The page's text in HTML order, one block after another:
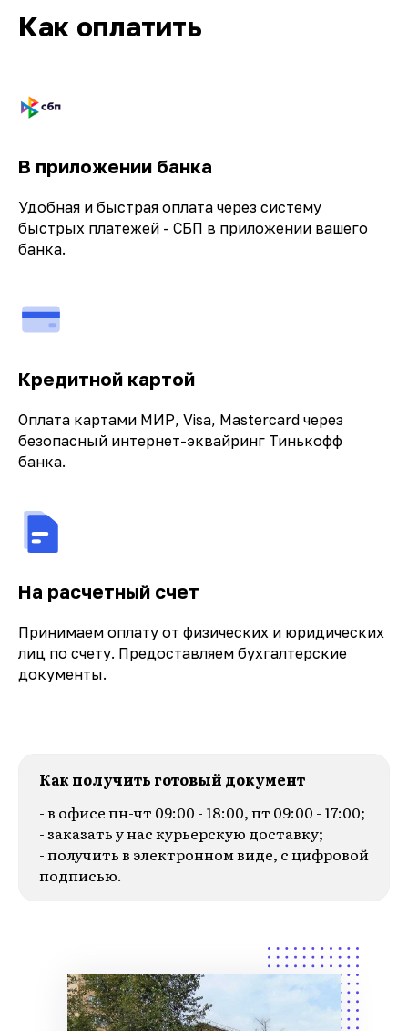
Кв-Техно на карте Москвы — Яндекс.Карты
Как оплатить
В приложении банка
Удобная и быстрая оплата через систему
быстрых платежей - СБП в приложении вашего
банка.
Кредитной картой
Оплата картами МИР, Visa, Mastercard через
безопасный интернет-эквайринг Тинькофф
банка.
На расчетный счет
Принимаем оплату от физических и юридических
лиц по счету. Предоставляем бухгалтерские
документы.
Как получить готовый документ
- в офисе пн-чт 09:00 - 18:00, пт 09:00 - 17:00;
- заказать у нас курьерскую доставку;
- получить в электронном виде, с цифровой
подписью.